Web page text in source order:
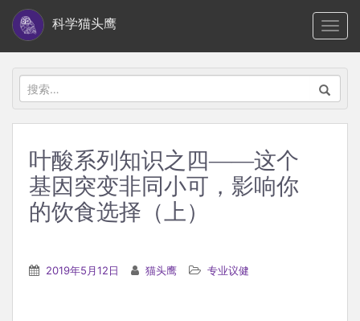
i
科学猫头鹰
搜
索：
叶酸系列知识之四——这个
基因突变非同小可，影响你
的饮食选择（上）
2019年5月12日 猫头鹰 专业议健